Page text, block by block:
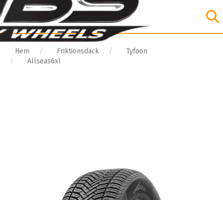
Hem Friktionsdäck
Tyfoon
Allseas6xl